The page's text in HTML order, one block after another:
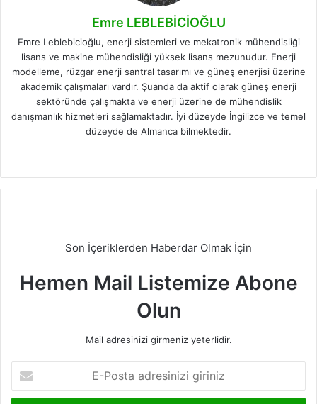
Emre LEBLEBİCİOĞLU
Emre Leblebicioğlu, enerji sistemleri ve mekatronik mühendisliği
lisans ve makine mühendisliği yüksek lisans mezunudur. Enerji
modelleme, rüzgar enerji santral tasarımı ve güneş enerjisi üzerine
akademik çalışmaları vardır. Şuanda da aktif olarak güneş enerji
sektöründe çalışmakta ve enerji üzerine de mühendislik
danışmanlık hizmetleri sağlamaktadır. İyi düzeyde İngilizce ve temel
düzeyde de Almanca bilmektedir.
Son İçeriklerden Haberdar Olmak İçin
Hemen Mail Listemize Abone
Olun
Mail adresinizi girmeniz yeterlidir.
Posta
adresinizi